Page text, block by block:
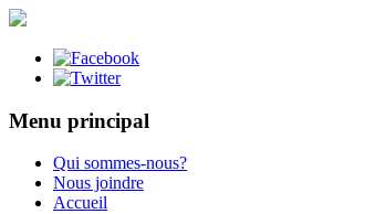
Menu principal
Qui sommes-nous?
Nous joindre
Accueil